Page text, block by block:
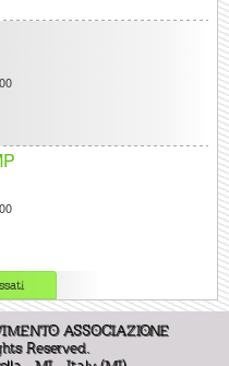
ASSOCIAZIONE
Reserved.